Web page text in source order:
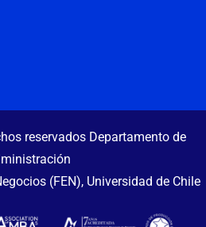
reservados Departamento de
(FEN), Universidad de Chile